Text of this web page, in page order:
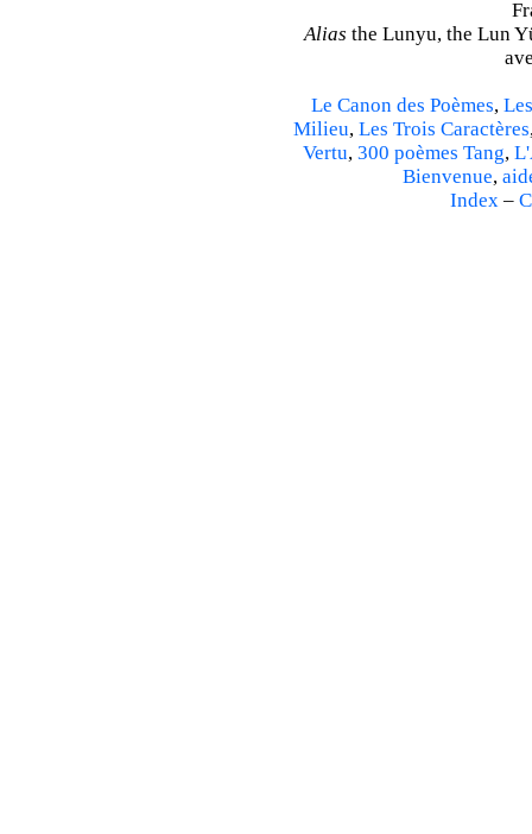
Alias the Lunyu, the Lun
Le Canon des Poèmes,
Milieu, Les Trois Caractères
Vertu, 300 poèmes Tang,
Bienvenue,
Index–